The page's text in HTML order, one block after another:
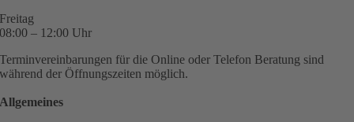
Freitag
08:00 – 12:00 Uhr
Terminvereinbarungen für die Online oder Telefon Beratung sind
während der Öffnungszeiten möglich.
Allgemeines